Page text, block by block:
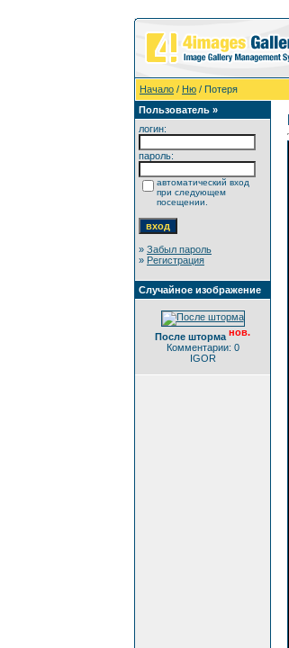
Начало / Ню / Потеря
Пользователь »
логин:
пароль:
автоматический вход
при следующем
посещении.
» Забыл пароль
» Регистрация
Случайное изображение
После шторма нов.
Комментарии: 0
IGOR